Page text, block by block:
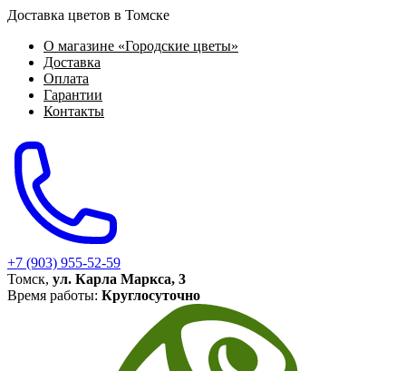
Доставка цветов в Томске
О магазине «Городские цветы»
Доставка
Оплата
Гарантии
Контакты
+7 (903) 955-52-59
Томск, ул. Карла Маркса, 3
Время работы: Круглосуточно